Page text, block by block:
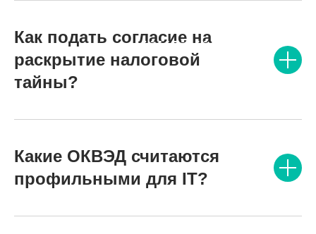
Как подать согласие на
раскрытие налоговой
тайны?
Какие ОКВЭД считаются
профильными для IT?